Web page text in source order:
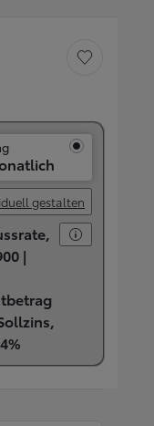
Fahrzeug speichern
gestalten
|